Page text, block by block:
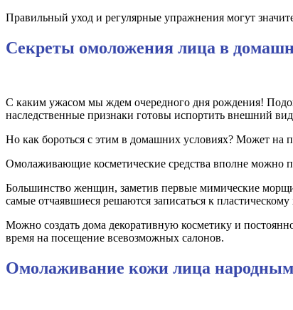
Правильный уход и регулярные упражнения могут
Секреты омоложения лица в
С каким ужасом мы ждем очередного дня рождения!
наследственные признаки готовы испортить внешний
Но как бороться с этим в домашних условиях? Может на
Омолаживающие косметические средства вполне можно
Большинство женщин, заметив первые мимические
самые отчаявшиеся решаются записаться к
Можно создать дома декоративную косметику и
время на посещение всевозможных салонов.
Омолаживание кожи лица